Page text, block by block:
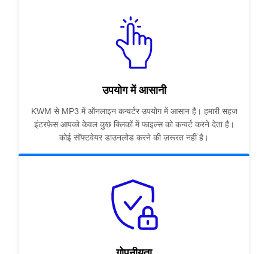
उपयोग में आसानी
KWM से MP3 में ऑनलाइन कन्वर्टर उपयोग में आसान है। हमारी सहज
इंटरफ़ेस आपको केवल कुछ क्लिकों में फाइल्स को कन्वर्ट करने देता है।
कोई सॉफ्टवेयर डाउनलोड करने की ज़रूरत नहीं है।